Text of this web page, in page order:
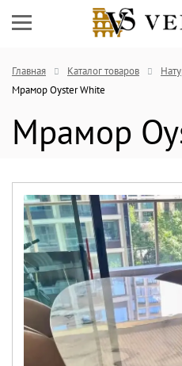
Главная Каталог товаров
Мрамор Oyster White
Мрамор